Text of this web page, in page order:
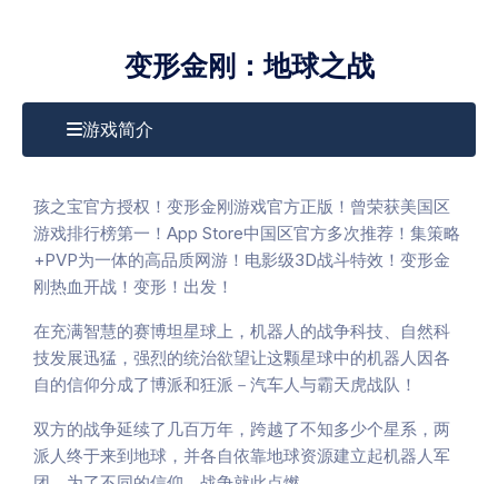
变形金刚：地球之战
游戏简介
孩之宝官方授权！变形金刚游戏官方正版！ 曾荣获美国区
游戏排行榜第一！App Store中国区官方多次推荐！ 集策略
+PVP为一体的高品质网游！电影级3D战斗特效！ 变形金
刚热血开战！变形！出发！
在充满智慧的赛博坦星球上，机器人的战争科技、自然科
技发展迅猛，强烈的统治欲望让这颗星球中的机器人因各
自的信仰分成了博派和狂派－汽车人与霸天虎战队！
双方的战争延续了几百万年，跨越了不知多少个星系，两
派人终于来到地球，并各自依靠地球资源建立起机器人军